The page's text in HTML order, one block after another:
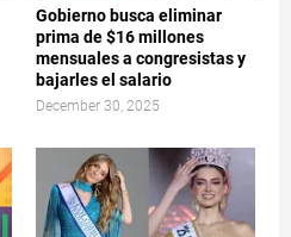
Gobierno busca eliminar
prima de $16 millones
mensuales a congresistas y
bajarles el salario
December 30, 2025